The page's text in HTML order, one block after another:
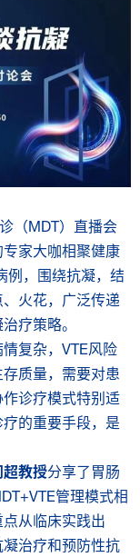
（MDT）直播会
家大咖相聚健康
例，围绕抗凝，结
火花，广泛传递
疗策略。
复杂，VTE风险
质量，需要对患
诊疗模式特别适
的重要手段，是
教授分享了胃肠
管理模式相
点从临床实践出
治疗和预防性抗